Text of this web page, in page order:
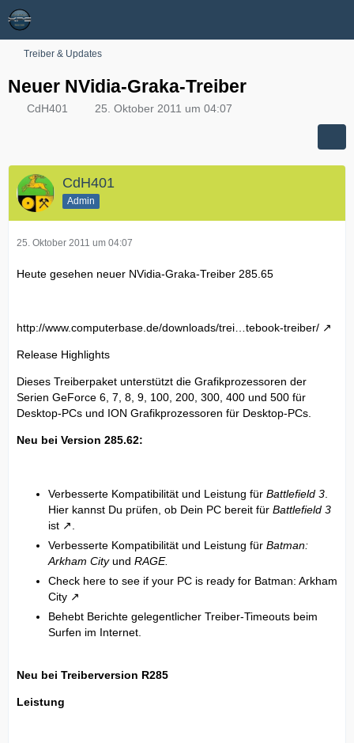
Treiber & Updates
Neuer NVidia-Graka-Treiber
CdH401 25. Oktober 2011 um 04:07
CdH401
Admin
25. Oktober 2011 um 04:07
Heute gesehen neuer NVidia-Graka-Treiber 285.65
http://www.computerbase.de/downloads/trei…tebook-treiber/
Release Highlights
Dieses Treiberpaket unterstützt die Grafikprozessoren der
Serien GeForce 6, 7, 8, 9, 100, 200, 300, 400 und 500 für
Desktop-PCs und ION Grafikprozessoren für Desktop-PCs.
Neu bei Version 285.62:
Verbesserte Kompatibilität und Leistung für Battlefield 3
Hier kannst Du prüfen, ob Dein PC bereit für Battlefield 3
ist
Verbesserte Kompatibilität und Leistung für Batman:
Arkham Cityund RAGE.
Check here to see if your PC is ready for Batman: Arkham
City
Behebt Berichte gelegentlicher Treiber-Timeouts beim
Surfen im Internet.
Neu bei Treiberversion R285
Leistung